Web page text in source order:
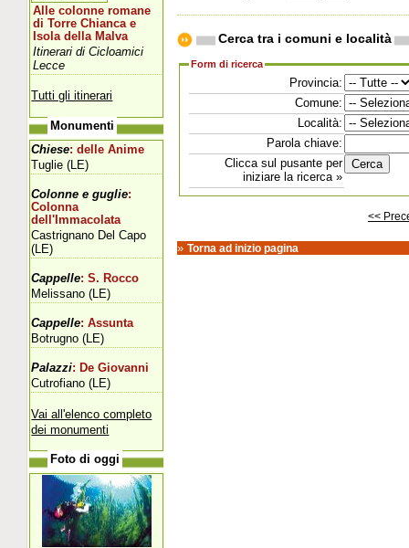
Cerca tra i comuni e località
Form di ricerca
Provincia:
Comune:
Località:
Parola chiave:
Clicca sul pusante per
iniziare la ricerca »
<<
» Torna ad inizio pagina
Alle colonne romane
di Torre Chianca e
Isola della Malva
Itinerari di Cicloamici
Lecce
Tutti gli itinerari
Monumenti
Chiese: delle Anime
Tuglie (LE)
Colonne e guglie:
Colonna
dell'Immacolata
Castrignano Del Capo
(LE)
Cappelle: S. Rocco
Melissano (LE)
Cappelle: Assunta
Botrugno (LE)
Palazzi: De Giovanni
Cutrofiano (LE)
Vai all'elenco completo
dei monumenti
Foto di oggi